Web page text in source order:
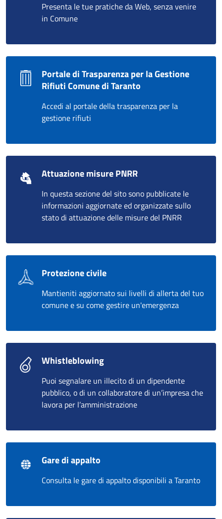
Presenta le tue pratiche da Web, senza venire
in Comune
Portale di Trasparenza per la Gestione
Rifiuti Comune di Taranto
Accedi al portale della trasparenza per la
gestione rifiuti
Attuazione misure PNRR
In questa sezione del sito sono pubblicate le
informazioni aggiornate ed organizzate sullo
stato di attuazione delle misure del PNRR
Protezione civile
Mantieniti aggiornato sui livelli di allerta del tuo
comune e su come gestire un'emergenza
Whistleblowing
Puoi segnalare un illecito di un dipendente
pubblico, o di un collaboratore di un’impresa che
lavora per l’amministrazione
Gare di appalto
Consulta le gare di appalto disponibili a Taranto